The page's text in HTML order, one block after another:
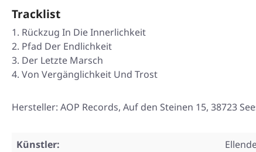
Tracklist
Rückzug In Die Innerlichkeit
Pfad Der Endlichkeit
Der Letzte Marsch
Von Vergänglichkeit Und Trost
Hersteller: AOP Records, Auf den Steinen 15, 38723
Künstler: